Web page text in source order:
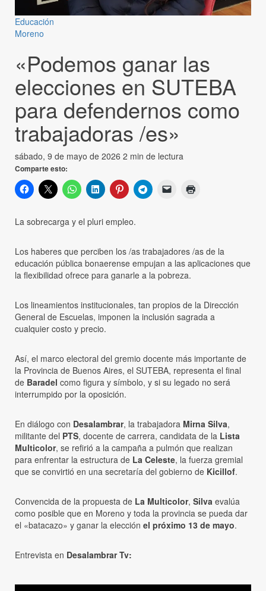
Educación
Moreno
«Podemos ganar las
elecciones en SUTEBA
para defendernos como
trabajadoras /es»
sábado, 9 de mayo de 2026 2 min de lectura
Comparte esto:
La sobrecarga y el pluri empleo.
Los haberes que perciben los /as trabajadores /as de la
educación pública bonaerense empujan a las aplicaciones que
la flexibilidad ofrece para ganarle a la pobreza.
Los lineamientos institucionales, tan propios de la Dirección
General de Escuelas, imponen la inclusión sagrada a
cualquier costo y precio.
Así, el marco electoral del gremio docente más importante de
la Provincia de Buenos Aires, el SUTEBA, representa el final
de Baradel como figura y símbolo, y si su legado no será
interrumpido por la oposición.
En diálogo con Desalambrar, la trabajadora Mirna Silva,
militante del PTS, docente de carrera, candidata de la Lista
Multicolor, se refirió a la campaña a pulmón que realizan
para enfrentar la estructura de La Celeste, la fuerza gremial
que se convirtió en una secretaría del gobierno de Kicillof.
Convencida de la propuesta de La Multicolor, Silva evalúa
como posible que en Moreno y toda la provincia se pueda dar
el «batacazo» y ganar la elección el próximo 13 de mayo.
Entrevista en Desalambrar Tv: